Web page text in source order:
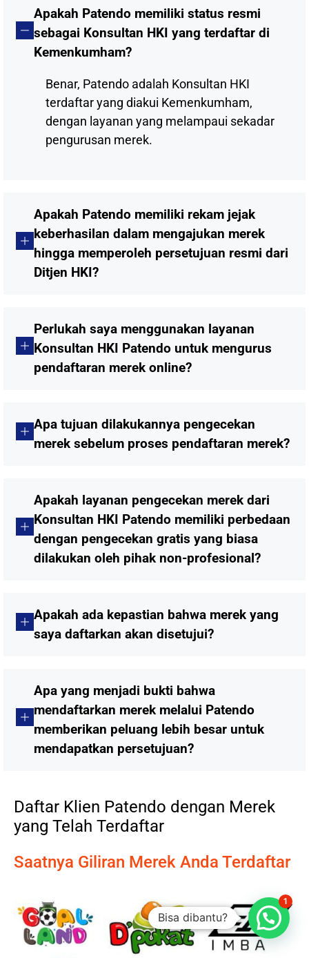
Apakah Patendo memiliki status resmi
sebagai Konsultan HKI yang terdaftar di
Kemenkumham?
Benar, Patendo adalah Konsultan HKI
terdaftar yang diakui Kemenkumham,
dengan layanan yang melampaui sekadar
pengurusan merek.
Apakah Patendo memiliki rekam jejak
keberhasilan dalam mengajukan merek
hingga memperoleh persetujuan resmi dari
Ditjen HKI?
Perlukah saya menggunakan layanan
Konsultan HKI Patendo untuk mengurus
pendaftaran merek online?
Apa tujuan dilakukannya pengecekan
merek sebelum proses pendaftaran merek?
Apakah layanan pengecekan merek dari
Konsultan HKI Patendo memiliki perbedaan
dengan pengecekan gratis yang biasa
dilakukan oleh pihak non-profesional?
Apakah ada kepastian bahwa merek yang
saya daftarkan akan disetujui?
Apa yang menjadi bukti bahwa
mendaftarkan merek melalui Patendo
memberikan peluang lebih besar untuk
mendapatkan persetujuan?
Daftar Klien Patendo dengan Merek
yang Telah Terdaftar
Saatnya Giliran Merek Anda Terdaftar
Bisa dibantu?
1